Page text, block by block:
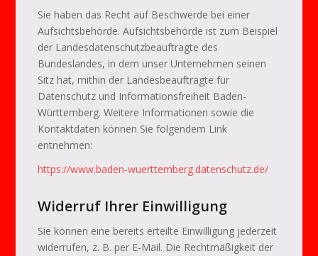
Sie haben das Recht auf Beschwerde bei einer
Aufsichtsbehörde. Aufsichtsbehörde ist zum Beispiel
der Landesdatenschutzbeauftragte des
Bundeslandes, in dem unser Unternehmen seinen
Sitz hat, mithin der Landesbeauftragte für
Datenschutz und Informationsfreiheit Baden-
Württemberg. Weitere Informationen sowie die
Kontaktdaten können Sie folgendem Link
entnehmen:
https://www.baden-wuerttemberg.datenschutz.de/
Widerruf Ihrer Einwilligung
Sie können eine bereits erteilte Einwilligung jederzeit
widerrufen, z. B. per E-Mail. Die Rechtmäßigkeit der